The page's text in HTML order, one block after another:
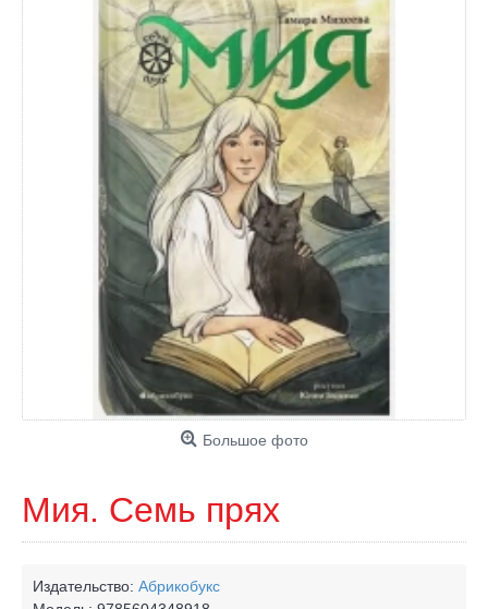
Большое фото
Мия. Семь прях
Издательство: Абрикобукс